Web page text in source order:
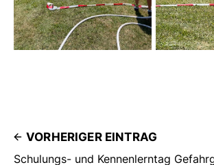
VORHERIGER EINTRAG
Schulungs- und Kennenlerntag